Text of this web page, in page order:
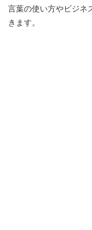
言葉の使い方やビジネ
きます。